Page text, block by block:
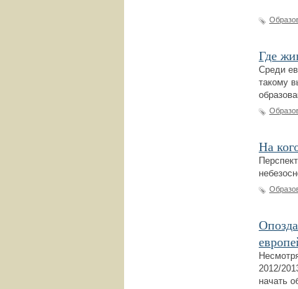
Где
Среди
такому
На
2012/
начать